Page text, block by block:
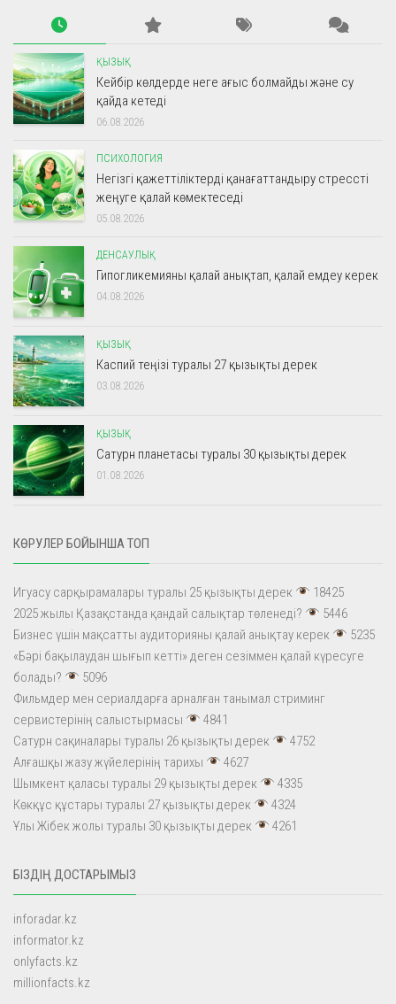
ҚЫЗЫҚ
Кейбір көлдерде неге ағыс болмайды және су
қайда кетеді
06.08.2026
ПСИХОЛОГИЯ
Негізгі қажеттіліктерді қанағаттандыру стрессті
жеңуге қалай көмектеседі
05.08.2026
ДЕНСАУЛЫҚ
Гипогликемияны қалай анықтап, қалай емдеу керек
04.08.2026
ҚЫЗЫҚ
Каспий теңізі туралы 27 қызықты дерек
03.08.2026
ҚЫЗЫҚ
Сатурн планетасы туралы 30 қызықты дерек
01.08.2026
КӨРУЛЕР БОЙЫНША ТОП
Игуасу сарқырамалары туралы 25 қызықты дерек
18425
2025 жылы Қазақстанда қандай салықтар төленеді?
5446
Бизнес үшін мақсатты аудиторияны қалай анықтау керек
5235
«Бәрі бақылаудан шығып кетті» деген сезіммен қалай күресуге
болады?
5096
Фильмдер мен сериалдарға арналған танымал стриминг
сервистерінің салыстырмасы
4841
Сатурн сақиналары туралы 26 қызықты дерек
4752
Алғашқы жазу жүйелерінің тарихы
4627
Шымкент қаласы туралы 29 қызықты дерек
4335
Көкқұс құстары туралы 27 қызықты дерек
4324
Ұлы Жібек жолы туралы 30 қызықты дерек
4261
БІЗДІҢ ДОСТАРЫМЫЗ
inforadar.kz
informator.kz
onlyfacts.kz
millionfacts.kz